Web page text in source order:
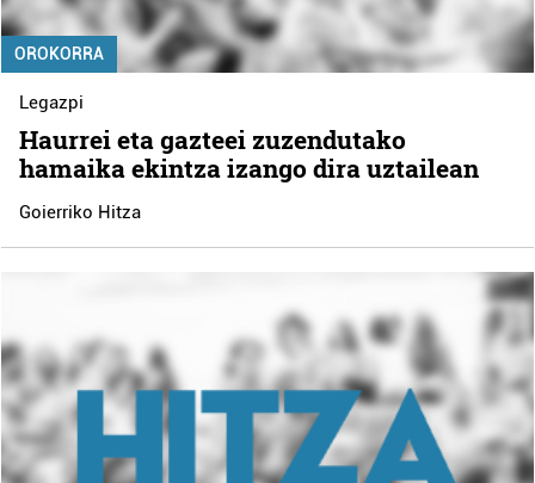
OROKORRA
Legazpi
Haurrei eta gazteei zuzendutako
hamaika ekintza izango dira uztailean
Goierriko Hitza